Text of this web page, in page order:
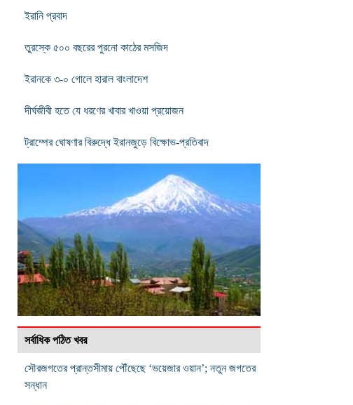
ইরানি প্রবাদ
তুরস্কে ৫০০ বছরের পুরনো কাঠের মসজিদ
ইরানকে ৩-০ গোলে হারাল বাংলাদেশ
দীর্ঘজীবী হতে যে ধরণের খাবার খাওয়া প্রয়োজন
ট্রাম্পের ঘোষণার বিরুদ্ধে ইরানজুড়ে বিক্ষোভ-প্রতিবাদ
সর্বাধিক পঠিত খবর
সৌরজগতের প্রান্তসীমায় পৌঁছেছে ‘ভয়েজার ওয়ান’; নতুন জগতের
সন্ধান